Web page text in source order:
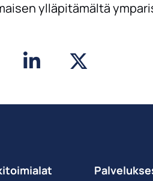
ylläpitämältä